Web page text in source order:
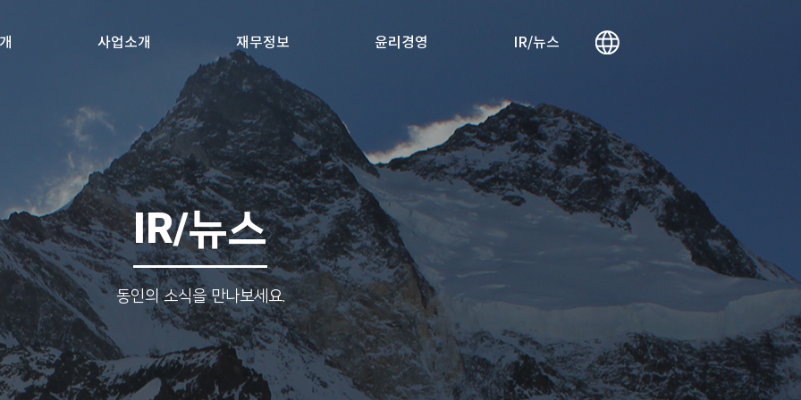
사업소개 재무정보 윤리경영 IR/뉴스
IR/뉴스
동인의 소식을 만나보세요.